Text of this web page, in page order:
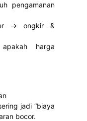
pengamanan
→ ongkir &
harga
jadi “biaya
bocor.